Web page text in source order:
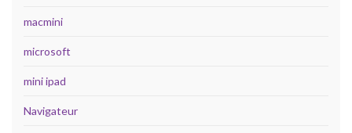
macmini
microsoft
mini ipad
Navigateur